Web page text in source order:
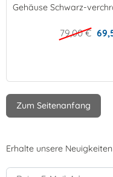
Gehäuse Schwarz-
79,00 €
Zum Seitenanfang
Erhalte unsere